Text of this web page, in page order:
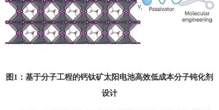
图1 ：基于分子工程的钙钛矿太阳电池高效低成本分子钝化剂
设计